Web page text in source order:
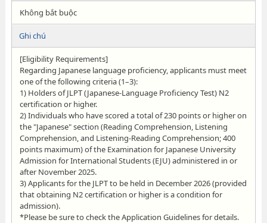
Không bắt buộc
Ghi chú
[Eligibility Requirements]
Regarding Japanese language proficiency, applicants must meet
one of the following criteria (1–3):
1) Holders of JLPT (Japanese-Language Proficiency Test) N2
certification or higher.
2) Individuals who have scored a total of 230 points or higher on
the "Japanese" section (Reading Comprehension, Listening
Comprehension, and Listening-Reading Comprehension; 400
points maximum) of the Examination for Japanese University
Admission for International Students (EJU) administered in or
after November 2025.
3) Applicants for the JLPT to be held in December 2026 (provided
that obtaining N2 certification or higher is a condition for
admission).
*Please be sure to check the Application Guidelines for details.